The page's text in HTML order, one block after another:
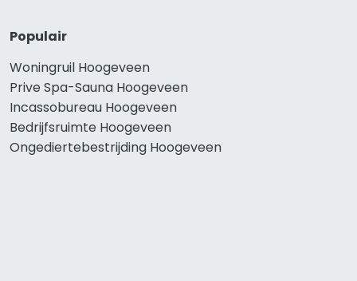
Populair
Woningruil Hoogeveen
Prive Spa-Sauna Hoogeveen
Incassobureau Hoogeveen
Bedrijfsruimte Hoogeveen
Ongediertebestrijding Hoogeveen